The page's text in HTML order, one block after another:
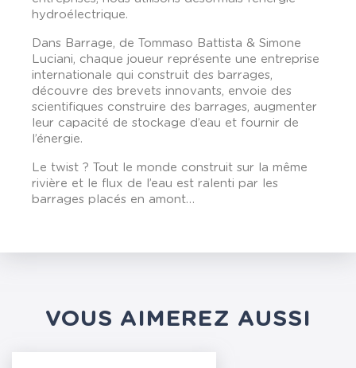
hydroélectrique.
Dans Barrage, de Tommaso Battista & Simone
Luciani, chaque joueur représente une entreprise
internationale qui construit des barrages,
découvre des brevets innovants, envoie des
scientifiques construire des barrages, augmenter
leur capacité de stockage d’eau et fournir de
l’énergie.
Le twist ? Tout le monde construit sur la même
rivière et le flux de l’eau est ralenti par les
barrages placés en amont…
VOUS AIMEREZ AUSSI